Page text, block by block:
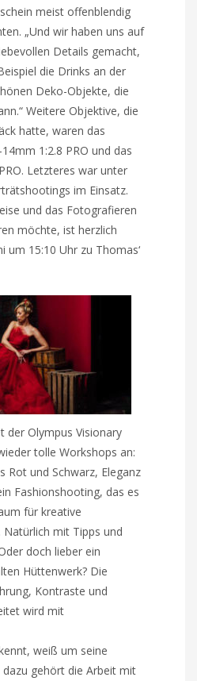
meist offenblendig
„Und wir haben uns auf
Details gemacht,
die Drinks an der
Deko-Objekte, die
Weitere Objektive, die
hatte, waren das
1:2.8 PRO und das
Letzteres war unter
im Einsatz.
und das Fotografieren
möchte, ist herzlich
um 15:10 Uhr zu Thomas‘
der Olympus Visionary
tolle Workshops an:
Rot und Schwarz, Eleganz
Fashionshooting, das es
für kreative
Natürlich mit Tipps und
doch lieber ein
Hüttenwerk? Die
Kontraste und
wird mit
weiß um seine
gehört die Arbeit mit